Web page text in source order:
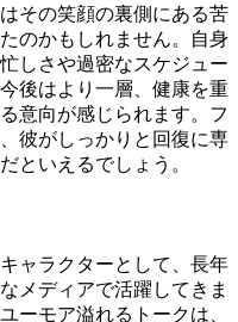
その笑顔の裏側にある苦
のかもしれません。自身
しさや過密なスケジュー
後はより一層、健康を重
意向が感じられます。フ
彼がしっかりと回復に専
といえるでしょう。
ャラクターとして、長年
メディアで活躍してきま
ーモア溢れるトークは、